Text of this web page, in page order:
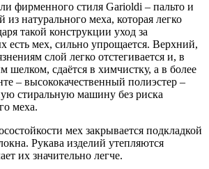
фирменного стиля Garioldi – пальто и
из натурального меха, которая легко
такой конструкции уход за
есть мех, сильно упрощается. Верхний,
слой легко отстегивается и, в
шелком, сдаётся в химчистку, а в более
– высококачественный полиэстер –
стиральную машину без риска
меха.
мех закрывается подкладкой
Рукава изделий утепляются
их значительно легче.